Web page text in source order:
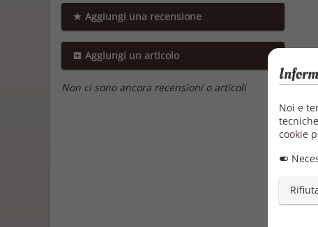
Aggiungi una recensione
Aggiungi un articolo
Non ci sono ancora recensioni o articoli
Noi e
cookie